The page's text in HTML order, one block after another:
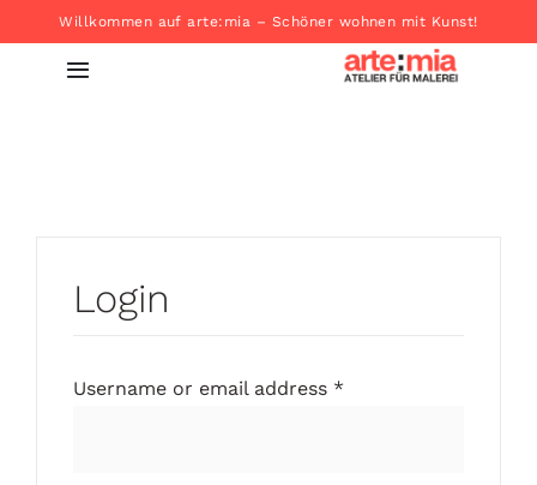
Inhalt
springen
Willkommen auf arte:mia – Schöner wohnen mit Kunst!
Toggle
Login
Username or email address *